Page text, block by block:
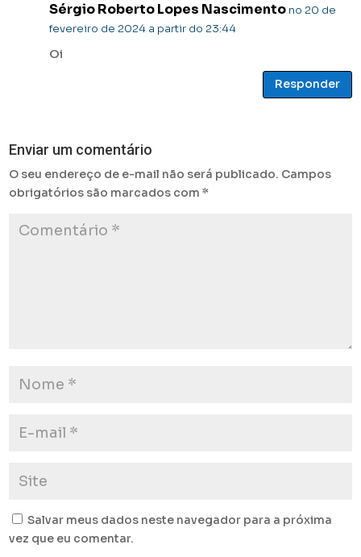
Sérgio Roberto Lopes Nascimento no 20 de
fevereiro de 2024 a partir do 23:44
Oi
Responder
Enviar um comentário
O seu endereço de e-mail não será publicado. Campos
obrigatórios são marcados com*
Salvar meus dados neste navegador para a próxima
vez que eu comentar.